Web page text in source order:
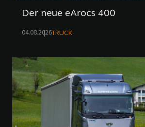
Der neue eArocs 400
04.08.2026 TRUCK